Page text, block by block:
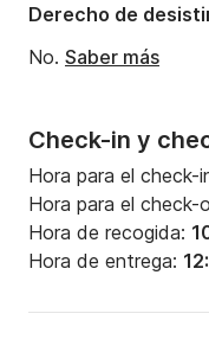
Check-in y
Hora para el check-
Hora para el check-
Hora de recogida:
Hora de entrega:
Derecho de
No. Saber más